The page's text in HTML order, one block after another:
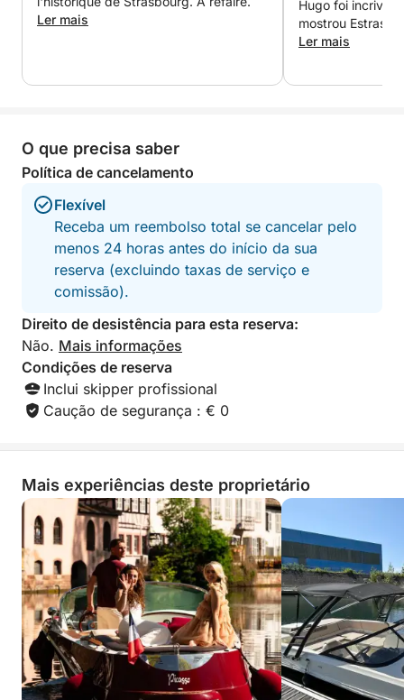
experiência premium. • Capacidade: 4 pessoas
• Barco privativo com capitão profissional
⸻
🍾 O que está incluído
• 🥂 1 garrafa de Crémant d'Alsace
• 🥪 1 aperitivo variado (pão empanado)
• 📸 Fotos de lembrança no estilo Instagram tiradas
durante o passeio
• 🎶 Música disponível a bordo
⸻
⏰ Duração e horário
• Duração: 2 horas
• Horário: geralmente das 20h às 22h (sujeito a
alterações conforme a época do ano)
Ler mais
Hugo foi
mostrou
muito especial.
Ler mais
O que precisa saber
Política de cancelamento
Flexível
Receba um reembolso total se cancelar pelo
menos 24 horas antes do início da sua
reserva (excluindo taxas de serviço e
comissão).
Direito de desistência para esta reserva:
Não. Mais informações
Condições de reserva
Inclui skipper profissional
Caução de segurança : € 0
Mais experiências deste proprietário